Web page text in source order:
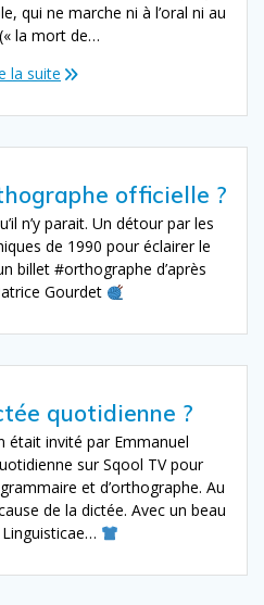
qui ne marche ni à l’oral ni au
la mort de…
la suite
officielle ?
n’y parait. Un détour par les
de 1990 pour éclairer le
billet #orthographe d’après
Gourdet
quotidienne ?
était invité par Emmanuel
sur Sqool TV pour
et d’orthographe. Au
de la dictée. Avec un beau